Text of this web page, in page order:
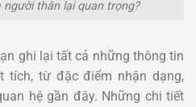
thân lại quan trọng?
ghi lại tất cả những thông tin
tích, từ đặc điểm nhận dạng,
hệ gần đây. Những chi tiết